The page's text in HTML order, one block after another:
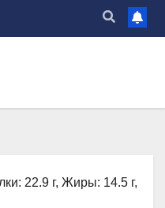
22.9 г, Жиры: 14.5 г,